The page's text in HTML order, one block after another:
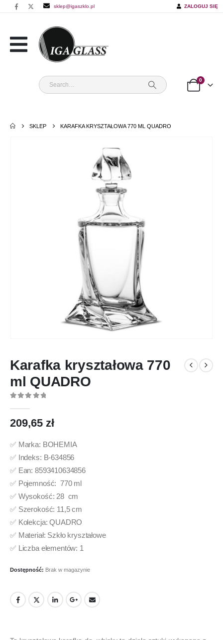
sklep@igaszklo.pl ZALOGUJ SIĘ
0
SKLEP KARAFKA KRYSZTAŁOWA 770 ML QUADRO
Karafka kryształowa 770
ml QUADRO
209,65 zł
✅ Marka: BOHEMIA
✅ Indeks: B-634856
✅ Ean: 8593410634856
✅ Pojemność: 770 ml
✅ Wysokość: 28 cm
✅ Szerokość: 11,5 cm
✅ Kolekcja: QUADRO
✅ Materiał: Szkło kryształowe
✅ Liczba elementów: 1
Dostępność: Brak w magazynie